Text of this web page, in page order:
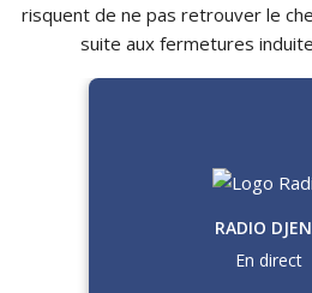
risquent de ne pas retrouver le
suite aux fermetures
RADIO
En direct